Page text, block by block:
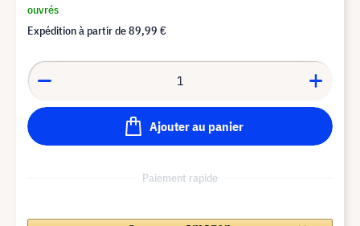
ouvrés
Expédition à partir de89,99 €
Ajouter au panier
Paiement rapide